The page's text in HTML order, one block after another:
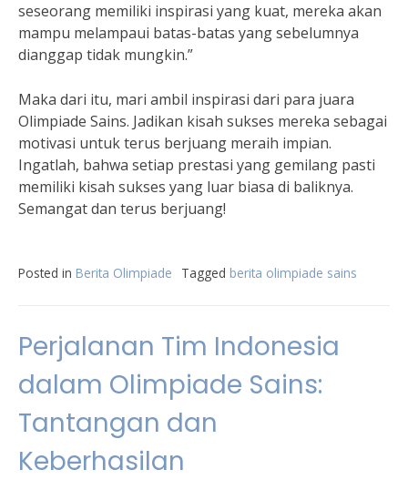
seseorang memiliki inspirasi yang kuat, mereka akan
mampu melampaui batas-batas yang sebelumnya
dianggap tidak mungkin.”
Maka dari itu, mari ambil inspirasi dari para juara
Olimpiade Sains. Jadikan kisah sukses mereka sebagai
motivasi untuk terus berjuang meraih impian.
Ingatlah, bahwa setiap prestasi yang gemilang pasti
memiliki kisah sukses yang luar biasa di baliknya.
Semangat dan terus berjuang!
Posted in Berita Olimpiade Tagged berita olimpiade sains
Perjalanan Tim Indonesia
dalam Olimpiade Sains:
Tantangan dan
Keberhasilan